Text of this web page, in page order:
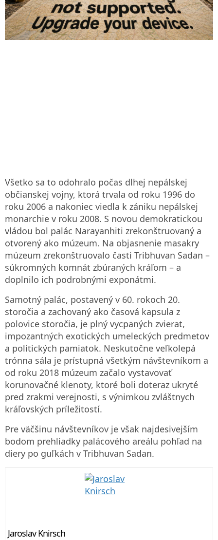
Všetko sa to odohralo počas dlhej nepálskej
občianskej vojny, ktorá trvala od roku 1996 do
roku 2006 a nakoniec viedla k zániku nepálskej
monarchie v roku 2008. S novou demokratickou
vládou bol palác Narayanhiti zrekonštruovaný a
otvorený ako múzeum. Na objasnenie masakry
múzeum zrekonštruovalo časti Tribhuvan Sadan –
súkromných komnát zbúraných kráľom – a
doplnilo ich podrobnými exponátmi.
Samotný palác, postavený v 60. rokoch 20.
storočia a zachovaný ako časová kapsula z
polovice storočia, je plný vycpaných zvierat,
impozantných exotických umeleckých predmetov
a politických pamiatok. Neskutočne veľkolepá
trónna sála je prístupná všetkým návštevníkom a
od roku 2018 múzeum začalo vystavovať
korunovačné klenoty, ktoré boli doteraz ukryté
pred zrakmi verejnosti, s výnimkou zvláštnych
kráľovských príležitostí.
Pre väčšinu návštevníkov je však najdesivejším
bodom prehliadky palácového areálu pohľad na
diery po guľkách v Tribhuvan Sadan.
Jaroslav Knirsch